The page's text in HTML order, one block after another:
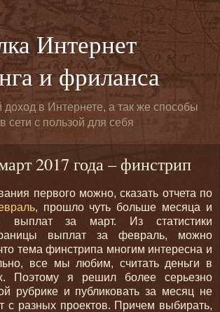
Интернет
и фриланса
в Интернете, а так же способы
сети с пользой для себя
2017 года – финстрип
первого можно, сказать отчета по
, прошло чуть больше месяца и
выплат за март. Из статистики
выплат за февраль, можно
тема финстрипа многим интересна и
все мы любим, считать деньги в
Поэтому я решил более серьезно
рубрике и публиковать за месяц не
с разных проектов. Причем выбирать,